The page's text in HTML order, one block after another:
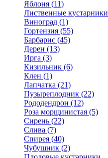
Яблоня (11)
Лиственные кустарники
Виноград (1)
Гортензия (55)
Барбарис (45)
Дерен (13)
Ирга (3)
Кизильник (6)
Клен (1)
Лапчатка (21)
Пузыреплодник (22)
Рододендрон (12)
Роза морщинистая (5)
Сирень (22)
Слива (7)
Спирея (40)
Чубушник (2)